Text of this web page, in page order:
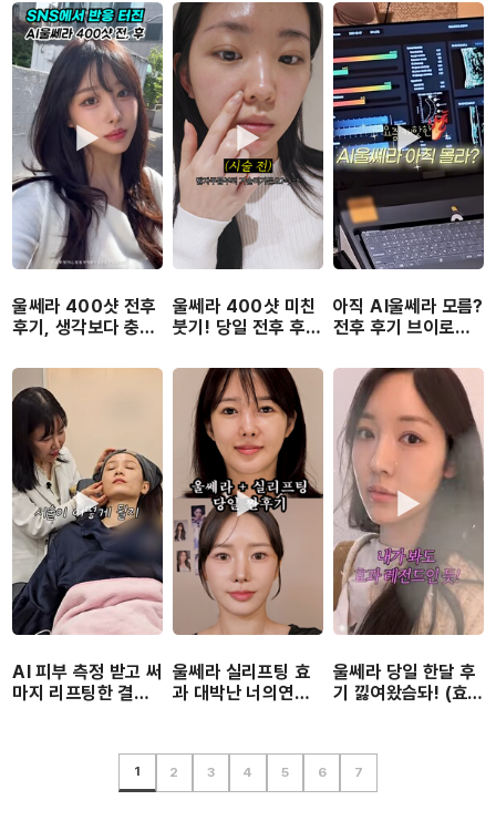
울쎄라 400샷 전후
후기, 생각보다 충격
울쎄라 400샷 미친
붓기! 당일 전후 후기
아직 AI울쎄라 모름?
전후 후기 브이로그
AI 피부 측정 받고 써
마지 리프팅한 결과
울쎄라 실리프팅 효
과 대박난 너의연애
울쎄라 당일 한달 후
기 낋여왔슴돠! (효과
1 2 3 4 5 6 7